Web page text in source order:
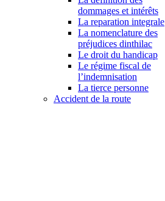
dommages et intérêts
La reparation integrale
La nomenclature des
préjudices dinthilac
Le droit du handicap
Le régime fiscal de
l’indemnisation
La tierce personne
Accident de la route